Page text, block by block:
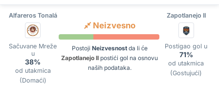
Alfareros Tonalá Zapotlanejo II
Sačuvane Mreže
u
38%
od utakmica
(Domaći)
Neizvesno
Postoji Neizvesnostda li će
Zapotlanejo II postići gol na osnovu
naših podataka.
Postigao gol u
71%
od utakmica
(Gostujući)